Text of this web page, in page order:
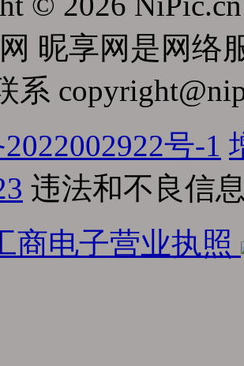
昵享网是网络
系
号-1
违法和不良信
商电子营业执照